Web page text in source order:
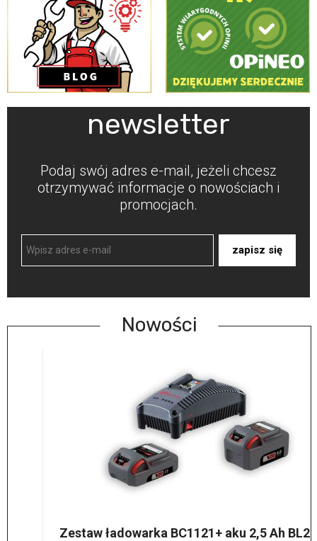
newsletter
Podaj swój adres e-mail, jeżeli chcesz
otrzymywać informacje o nowościach i
promocjach.
zapisz się
Nowości
Zestaw ładowarka BC1121+ aku 2,5 Ah BL2012